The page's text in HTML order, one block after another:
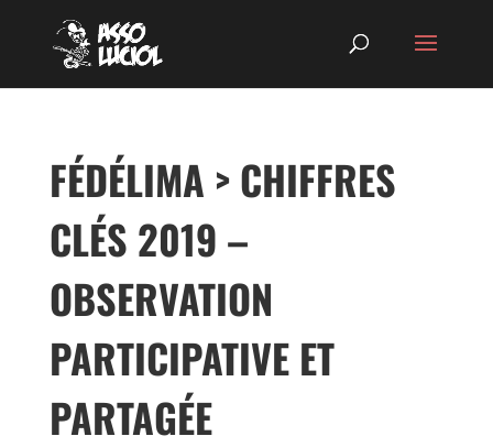
FÉDÉLIMA > CHIFFRES
CLÉS 2019 –
OBSERVATION
PARTICIPATIVE ET
PARTAGÉE